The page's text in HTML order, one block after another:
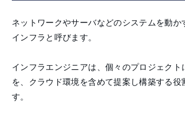
ネットワークやサーバなどのシステムを動か
インフラと呼びます。
インフラエンジニアは、個々のプロジェクト
を、クラウド環境を含めて提案し構築する役
す。